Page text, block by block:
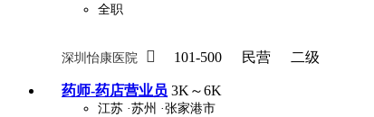
全职
深圳怡康医院  101-500 民营
二级
药师-药店营业员 3K～6K
江苏 ·苏州 ·张家港市